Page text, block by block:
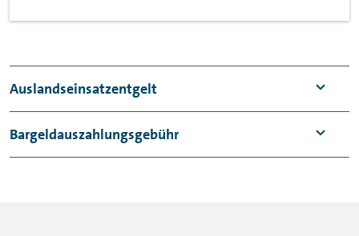
Auslandseinsatzentgelt
Der Einsatz der Kreditkarte im Ausland ist in
Eurowährung kostenfrei. In Fremdwährung
Bargeldauszahlungsgebühr